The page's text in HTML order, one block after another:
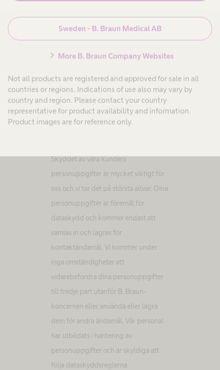
Sweden - B. Braun Medical AB
chevron_right More B. Braun Company Websites
Not all products are registered and approved for sale in all
countries or regions. Indications of use also may vary by
country and region. Please contact your country
representative for product availability and information.
Product images are for reference only.
Marknadsföringsgodkännande*
behandlingar, produkter,
Braun och dess avtalade
distributionspartners i framtiden.
Skyddet av våra kunders
personuppgifter är mycket viktigt för
oss och vi tar det på största allvar. Dina
personuppgifter är föremål för
dataskydd och kommer endast att
samlas in och lagras för
kontaktändamål. Vi kommer under
inga omständigheter att
vidarebefordra dina personuppgifter
till tredje part utanför B. Braun-
koncernen eller använda eller lagra
dem för andra ändamål. Vår personal
har utbildats i hantering av
personuppgifter och är skyldiga att
följa dataskyddsreglerna